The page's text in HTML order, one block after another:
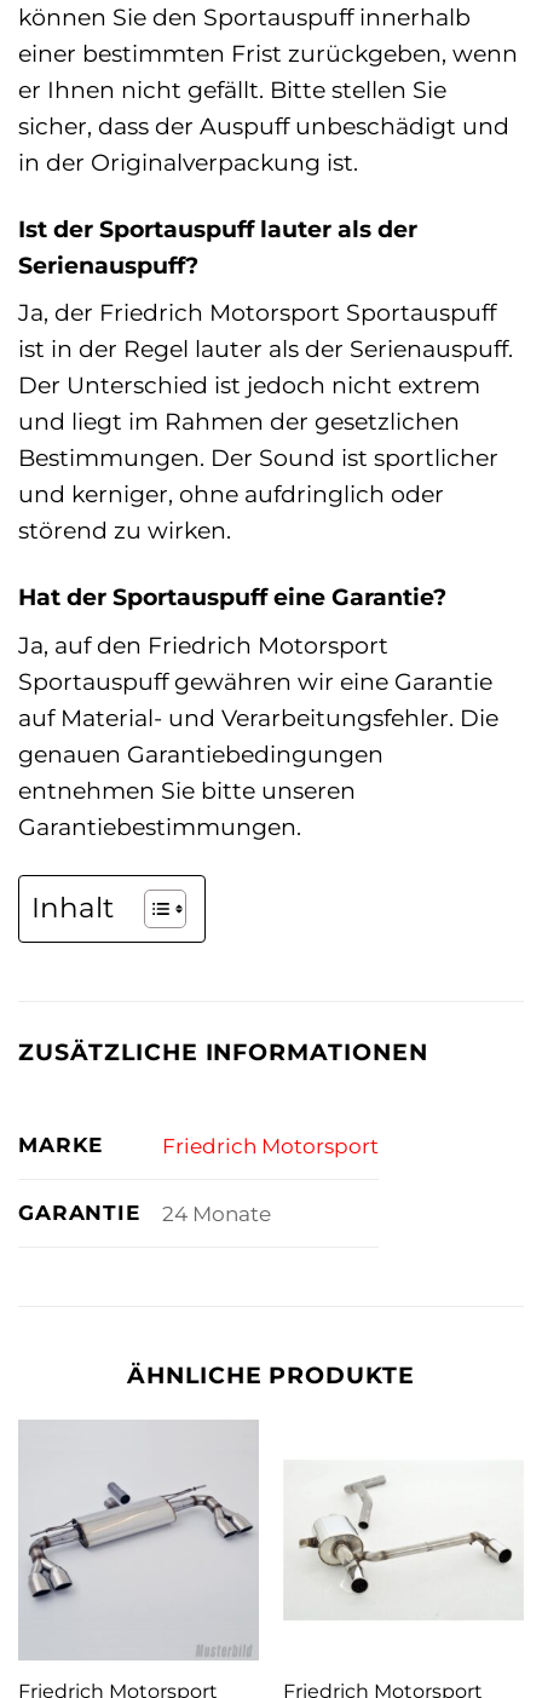
können Sie den Sportauspuff innerhalb
einer bestimmten Frist zurückgeben, wenn
er Ihnen nicht gefällt. Bitte stellen Sie
sicher, dass der Auspuff unbeschädigt und
in der Originalverpackung ist.
Ist der Sportauspuff lauter als der
Serienauspuff?
Ja, der Friedrich Motorsport Sportauspuff
ist in der Regel lauter als der Serienauspuff.
Der Unterschied ist jedoch nicht extrem
und liegt im Rahmen der gesetzlichen
Bestimmungen. Der Sound ist sportlicher
und kerniger, ohne aufdringlich oder
störend zu wirken.
Hat der Sportauspuff eine Garantie?
Ja, auf den Friedrich Motorsport
Sportauspuff gewähren wir eine Garantie
auf Material- und Verarbeitungsfehler. Die
genauen Garantiebedingungen
entnehmen Sie bitte unseren
Garantiebestimmungen.
Inhalt
ZUSÄTZLICHE INFORMATIONEN
MARKE Friedrich Motorsport
GARANTIE 24 Monate
ÄHNLICHE PRODUKTE
Friedrich Motorsport Friedrich Motorsport